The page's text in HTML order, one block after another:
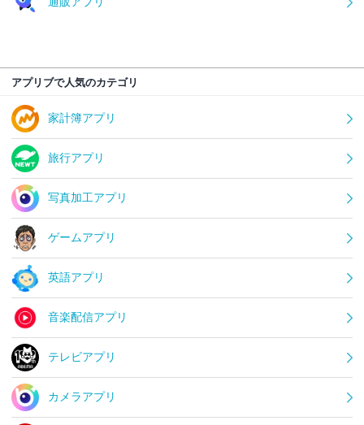
アプリブで人気のカテゴリ
家計簿アプリ
旅行アプリ
写真加工アプリ
ゲームアプリ
英語アプリ
音楽配信アプリ
テレビアプリ
カメラアプリ